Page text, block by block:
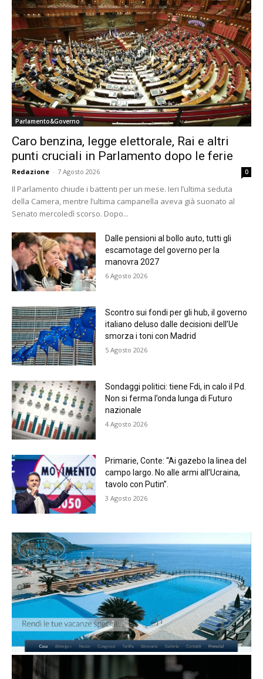
Parlamento&Governo
Caro benzina, legge elettorale, Rai e altri
punti cruciali in Parlamento dopo le ferie
Redazione - 7 Agosto 2026 0
Il Parlamento chiude i battenti per un mese. Ieri l’ultima seduta
della Camera, mentre l’ultima campanella aveva già suonato al
Senato mercoledì scorso. Dopo...
Dalle pensioni al bollo auto, tutti gli
escamotage del governo per la
manovra 2027
6 Agosto 2026
Scontro sui fondi per gli hub, il governo
italiano deluso dalle decisioni dell’Ue
smorza i toni con Madrid
5 Agosto 2026
Sondaggi politici: tiene Fdi, in calo il Pd.
Non si ferma l’onda lunga di Futuro
nazionale
4 Agosto 2026
Primarie, Conte: “Ai gazebo la linea del
campo largo. No alle armi all’Ucraina,
tavolo con Putin”.
3 Agosto 2026